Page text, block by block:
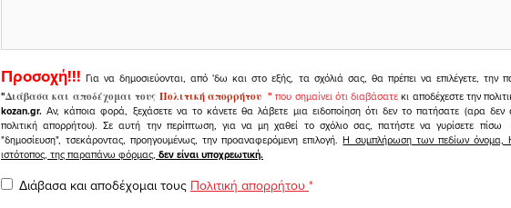
Προσοχή!!! Για να δημοσιεύονται, από 'δω και στο εξής, τα σχόλιά σας, θα πρέπει να επιλέγετε, την
"Διάβασα και αποδέχομαι τουςΠολιτική απορρήτου " που σημαίνει ότι διαβάσατεκι αποδέχεστε την
kozan.gr. Αν, κάποια φορά, ξεχάσετε να το κάνετε θα λάβετε μια ειδοποίηση ότι δεν το πατήσατε (αρα δεν
πολιτική απορρήτου). Σε αυτή την περίπτωση, για να μη χαθεί το σχόλιο σας, πατήστε να γυρίσετε πίσω
"δημοσίευση", τσεκάροντας, προηγουμένως, την προαναφερόμενη επιλογή.Η συμπλήρωση των πεδίων όνομα,
ιστότοπος, της παραπάνω φόρμας, δεν είναι υποχρεωτική.
Διάβασα και αποδέχομαι τους Πολιτική απορρήτου *